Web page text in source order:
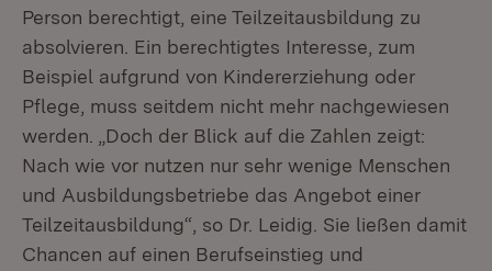
Person berechtigt, eine Teilzeitausbildung zu
absolvieren. Ein berechtigtes Interesse, zum
Beispiel aufgrund von Kindererziehung oder
Pflege, muss seitdem nicht mehr nachgewiesen
werden. „Doch der Blick auf die Zahlen zeigt:
Nach wie vor nutzen nur sehr wenige Menschen
und Ausbildungsbetriebe das Angebot einer
Teilzeitausbildung“, so Dr. Leidig. Sie ließen damit
Chancen auf einen Berufseinstieg und